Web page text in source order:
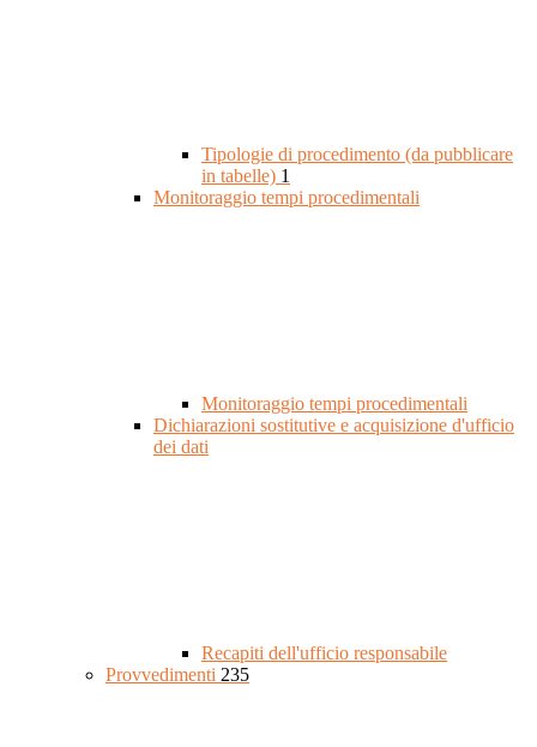
Tipologie di procedimento (da pubblicare
in tabelle) 1
Monitoraggio tempi procedimentali
Monitoraggio tempi procedimentali
Dichiarazioni sostitutive e acquisizione d'ufficio
dei dati
Recapiti dell'ufficio responsabile
Provvedimenti 235